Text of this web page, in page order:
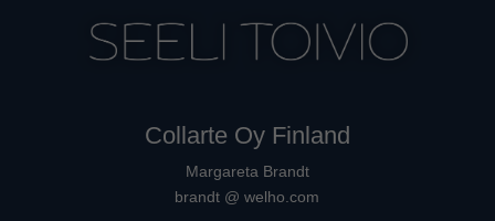
Collarte Oy Finland
Margareta Brandt
brandt @ welho.com